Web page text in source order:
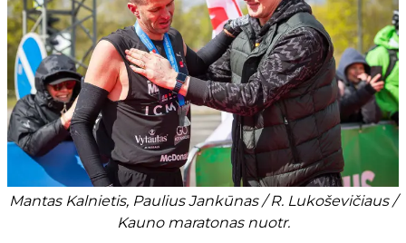
Mantas Kalnietis, Paulius Jankūnas / R. Lukoševičiaus /
Kauno maratonas nuotr.